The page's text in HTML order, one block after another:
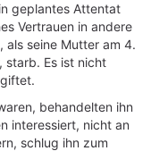
geplantes Attentat
Vertrauen in andere
als seine Mutter am 4.
starb. Es ist nicht
behandelten ihn
interessiert, nicht an
schlug ihn zum